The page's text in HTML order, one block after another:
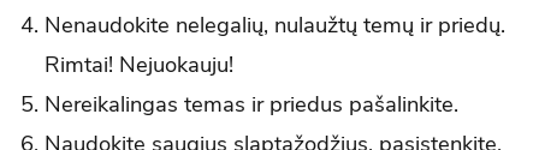
Nenaudokite nelegalių, nulaužtų temų ir priedų.
Rimtai! Nejuokauju!
Nereikalingas temas ir priedus pašalinkite.
Naudokite saugius slaptažodžius, pasistenkite,